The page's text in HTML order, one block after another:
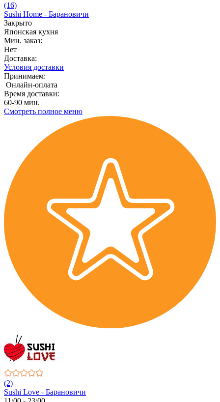
(16)
Sushi Home - Барановичи
Закрыто
Японская кухня
Мин. заказ:
Нет
Доставка:
Условия доставки
Принимаем:
Онлайн-оплата
Время доставки:
60-90 мин.
Смотреть полное меню
(2)
Sushi Love - Барановичи